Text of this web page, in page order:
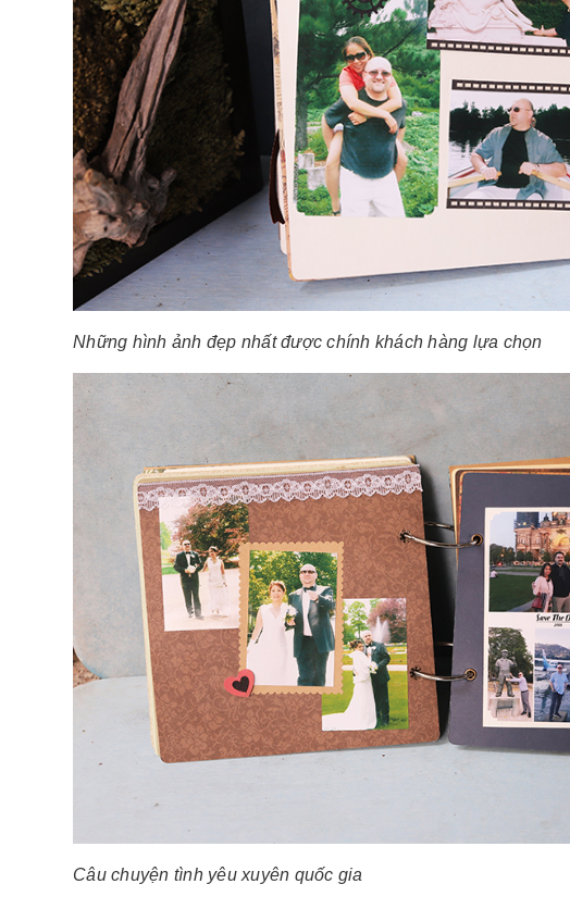
Những hình ảnh đẹp nhất được chính khách hàng lựa chọn
Câu chuyện tình yêu xuyên quốc gia